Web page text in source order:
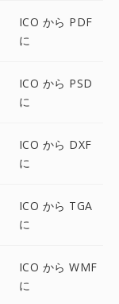
ICO から PDF
に
ICO から PSD
に
ICO から DXF
に
ICO から TGA
に
ICO から WMF
に